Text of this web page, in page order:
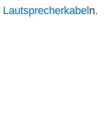
Lautsprecherkabeln.